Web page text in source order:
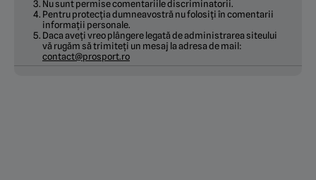
Nu sunt permise comentariile discriminatorii.
Pentru protecția dumneavostră nu folosiți în comentarii
informații personale.
Daca aveți vreo plângere legată de administrarea siteului
vă rugăm să trimiteți un mesaj la adresa de mail:
contact@prosport.ro